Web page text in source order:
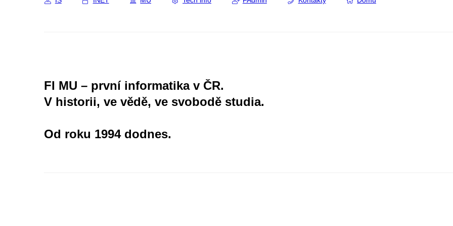
FI MU – první informatika v ČR.
V historii, ve vědě, ve svobodě studia.
Od roku 1994 dodnes.